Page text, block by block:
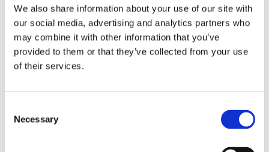
We also share information about your use of our site with
our social media, advertising and analytics partners who
may combine it with other information that you’ve
provided to them or that they’ve collected from your use
of their services.
Selection
Necessary
Materiale
Papir
gearkassetype, (man./aut.)
5-trins automatgear
Se alle detaljer